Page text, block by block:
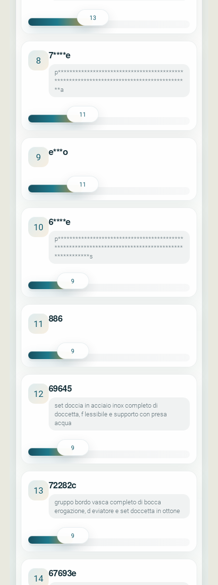
13
8 7****e
p*******************************************
********************************************
**a
11
9 e***o
11
10 6****e
p*******************************************
********************************************
************s
9
11 886
9
12 69645
set doccia in acciaio inox completo di
doccetta, f lessibile e supporto con presa
acqua
9
13 72282c
gruppo bordo vasca completo di bocca
erogazione, d eviatore e set doccetta in ottone
9
14 67693e